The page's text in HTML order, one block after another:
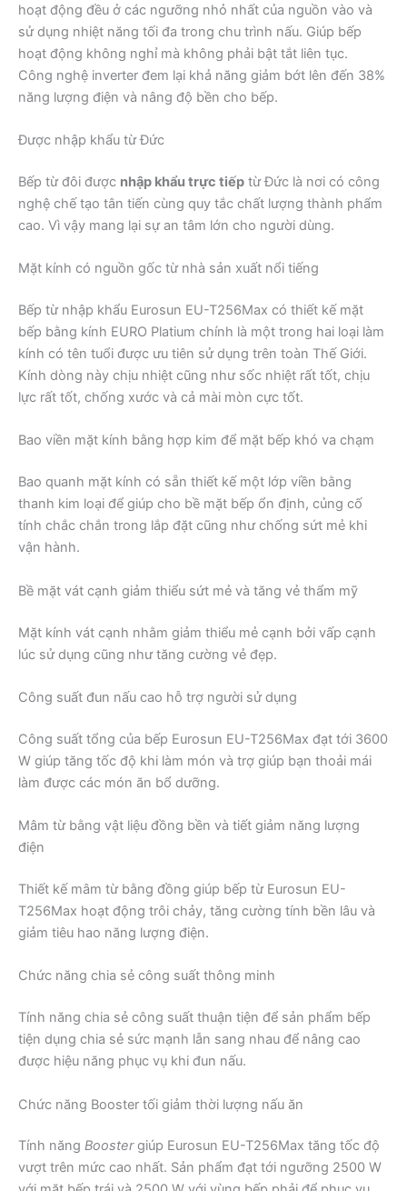
hoạt động đều ở các ngưỡng nhỏ nhất của nguồn vào và
sử dụng nhiệt năng tối đa trong chu trình nấu. Giúp bếp
hoạt động không nghỉ mà không phải bật tắt liên tục.
Công nghệ inverter đem lại khả năng giảm bớt lên đến 38%
năng lượng điện và nâng độ bền cho bếp.
Được nhập khẩu từ Đức
Bếp từ đôi được nhập khẩu trực tiếp từ Đức là nơi có công
nghệ chế tạo tân tiến cùng quy tắc chất lượng thành phẩm
cao. Vì vậy mang lại sự an tâm lớn cho người dùng.
Mặt kính có nguồn gốc từ nhà sản xuất nổi tiếng
Bếp từ nhập khẩu Eurosun EU-T256Max có thiết kế mặt
bếp bằng kính EURO Platium chính là một trong hai loại làm
kính có tên tuổi được ưu tiên sử dụng trên toàn Thế Giới.
Kính dòng này chịu nhiệt cũng như sốc nhiệt rất tốt, chịu
lực rất tốt, chống xước và cả mài mòn cực tốt.
Bao viền mặt kính bằng hợp kim để mặt bếp khó va chạm
Bao quanh mặt kính có sẵn thiết kế một lớp viền bằng
thanh kim loại để giúp cho bề mặt bếp ổn định, củng cố
tính chắc chắn trong lắp đặt cũng như chống sứt mẻ khi
vận hành.
Bề mặt vát cạnh giảm thiểu sứt mẻ và tăng vẻ thẩm mỹ
Mặt kính vát cạnh nhằm giảm thiểu mẻ cạnh bởi vấp cạnh
lúc sử dụng cũng như tăng cường vẻ đẹp.
Công suất đun nấu cao hỗ trợ người sử dụng
Công suất tổng của bếp Eurosun EU-T256Max đạt tới 3600
W giúp tăng tốc độ khi làm món và trợ giúp bạn thoải mái
làm được các món ăn bổ dưỡng.
Mâm từ bằng vật liệu đồng bền và tiết giảm năng lượng
điện
Thiết kế mâm từ bằng đồng giúp bếp từ Eurosun EU-
T256Max hoạt động trôi chảy, tăng cường tính bền lâu và
giảm tiêu hao năng lượng điện.
Chức năng chia sẻ công suất thông minh
Tính năng chia sẻ công suất thuận tiện để sản phẩm bếp
tiện dụng chia sẻ sức mạnh lẫn sang nhau để nâng cao
được hiệu năng phục vụ khi đun nấu.
Chức năng Booster tối giảm thời lượng nấu ăn
Tính năng Boostergiúp Eurosun EU-T256Max tăng tốc độ
vượt trên mức cao nhất. Sản phẩm đạt tới ngưỡng 2500 W